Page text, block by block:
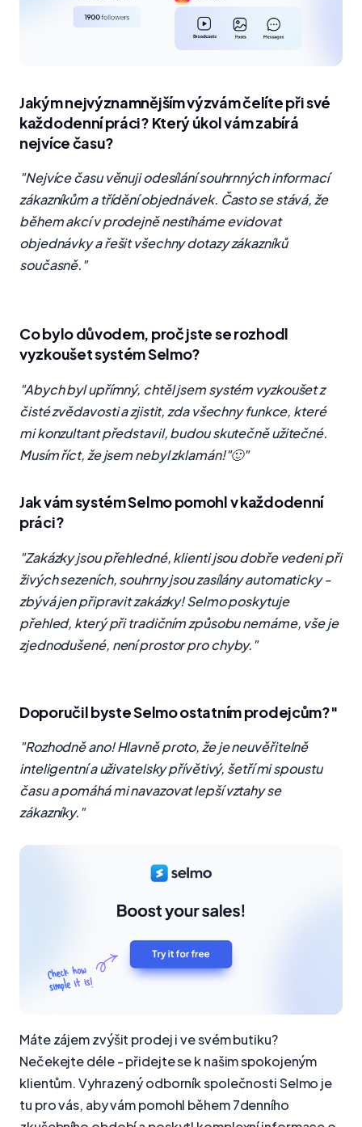
Jakým nejvýznamnějším výzvám čelíte při své
každodenní práci? Který úkol vám zabírá
nejvíce času?
"Nejvíce času věnuji odesílání souhrnných informací
zákazníkům a třídění objednávek. Často se stává, že
během akcí v prodejně nestíháme evidovat
objednávky a řešit všechny dotazy zákazníků
současně."
Co bylo důvodem, proč jste se rozhodl
vyzkoušet systém Selmo?
"Abych byl upřímný, chtěl jsem systém vyzkoušet z
čisté zvědavosti a zjistit, zda všechny funkce, které
mi konzultant představil, budou skutečně užitečné.
Musím říct, že jsem nebyl zklamán!"🙂"
Jak vám systém Selmo pomohl v každodenní
práci?
"Zakázky jsou přehledné, klienti jsou dobře vedeni při
živých sezeních, souhrny jsou zasílány automaticky -
zbývá jen připravit zakázky! Selmo poskytuje
přehled, který při tradičním způsobu nemáme, vše je
zjednodušené, není prostor pro chyby."
Doporučil byste Selmo ostatním prodejcům?"
"Rozhodně ano! Hlavně proto, že je neuvěřitelně
inteligentní a uživatelsky přívětivý, šetří mi spoustu
času a pomáhá mi navazovat lepší vztahy se
zákazníky."
Máte zájem zvýšit prodej i ve svém butiku?
Nečekejte déle - přidejte se k našim spokojeným
klientům. Vyhrazený odborník společnosti Selmo je
tu pro vás, aby vám pomohl během 7denního